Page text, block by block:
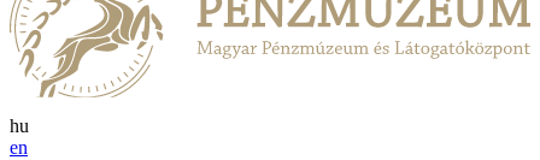
hu
en